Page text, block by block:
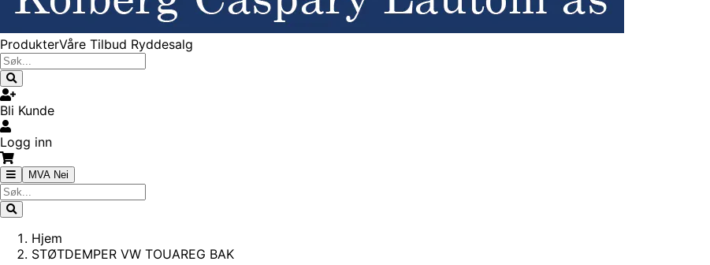
ProdukterVåre Tilbud Ryddesalg
Bli Kunde
Logg inn
MVA Nei
Hjem
STØTDEMPER VW TOUAREG BAK